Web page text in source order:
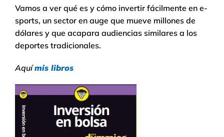
Vamos a ver qué es y cómo invertir fácilmente en e-
sports, un sector en auge que mueve millones de
dólares y que acapara audiencias similares a los
deportes tradicionales.
Aquímis libros